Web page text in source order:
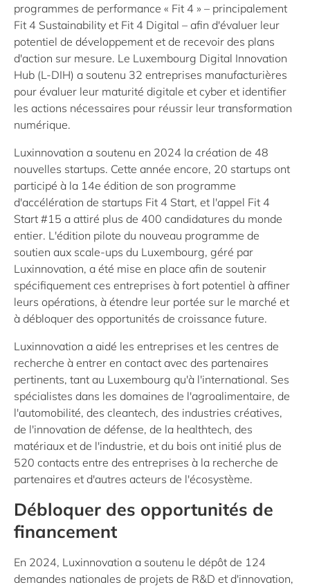
programmes de performance « Fit 4 » – principalement
Fit 4 Sustainability et Fit 4 Digital – afin d'évaluer leur
potentiel de développement et de recevoir des plans
d'action sur mesure. Le Luxembourg Digital Innovation
Hub (L-DIH) a soutenu 32 entreprises manufacturières
pour évaluer leur maturité digitale et cyber et identifier
les actions nécessaires pour réussir leur transformation
numérique.
Luxinnovation a soutenu en 2024 la création de 48
nouvelles startups. Cette année encore, 20 startups ont
participé à la 14e édition de son programme
d'accélération de startups Fit 4 Start, et l'appel Fit 4
Start #15 a attiré plus de 400 candidatures du monde
entier. L'édition pilote du nouveau programme de
soutien aux scale-ups du Luxembourg, géré par
Luxinnovation, a été mise en place afin de soutenir
spécifiquement ces entreprises à fort potentiel à affiner
leurs opérations, à étendre leur portée sur le marché et
à débloquer des opportunités de croissance future.
Luxinnovation a aidé les entreprises et les centres de
recherche à entrer en contact avec des partenaires
pertinents, tant au Luxembourg qu'à l'international. Ses
spécialistes dans les domaines de l'agroalimentaire, de
l'automobilité, des cleantech, des industries créatives,
de l'innovation de défense, de la healthtech, des
matériaux et de l'industrie, et du bois ont initié plus de
520 contacts entre des entreprises à la recherche de
partenaires et d'autres acteurs de l'écosystème.
Débloquer des opportunités de
financement
En 2024, Luxinnovation a soutenu le dépôt de 124
demandes nationales de projets de R&D et d'innovation,